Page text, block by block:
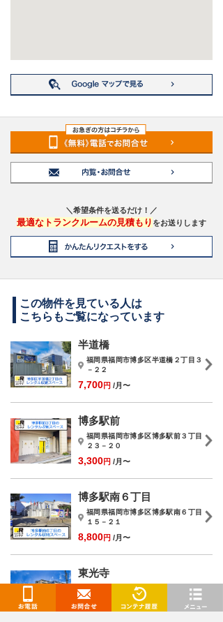
＼希望条件を送るだけ！／
最適なトランクルームの見積もり をお送りします
この物件を見ている人は
こちらもご覧になっています
半道橋
福岡県福岡市博多区半道橋２丁目３
－２２
7,700円 /月〜
博多駅前
福岡県福岡市博多区博多駅前３丁目
２３－２０
3,300円 /月〜
博多駅南６丁目
福岡県福岡市博多区博多駅南６丁目
１５－２１
8,800円 /月〜
東光寺
福岡県福岡市博多区東光寺町１丁目
２－２７
5,500円/月〜